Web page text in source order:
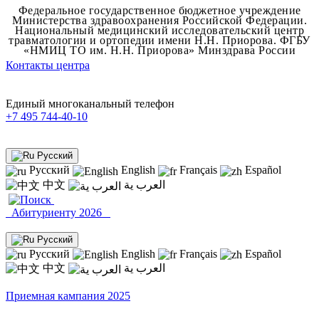
Федеральное государственное бюджетное учреждение
Министерства здравоохранения Российской Федерации.
Национальный медицинский исследовательский центр
травматологии и ортопедии имени Н.Н. Приорова. ФГБУ
«НМИЦ ТО им. Н.Н. Приорова» Минздрава России
Контакты центра
Единый многоканальный телефон
+7 495 744-40-10
Русский
Русский English Français
Español
中文
العرب ية
Абитуриенту 2026
Русский
Русский English Français
Español
中文
العرب ية
Приемная кампания 2025